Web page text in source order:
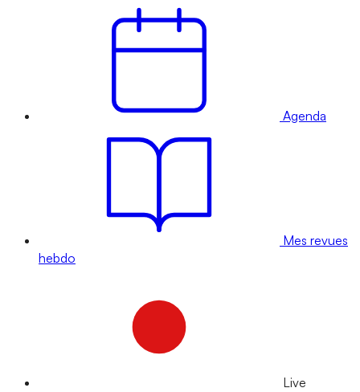
Agenda
Mes revues
hebdo
Live